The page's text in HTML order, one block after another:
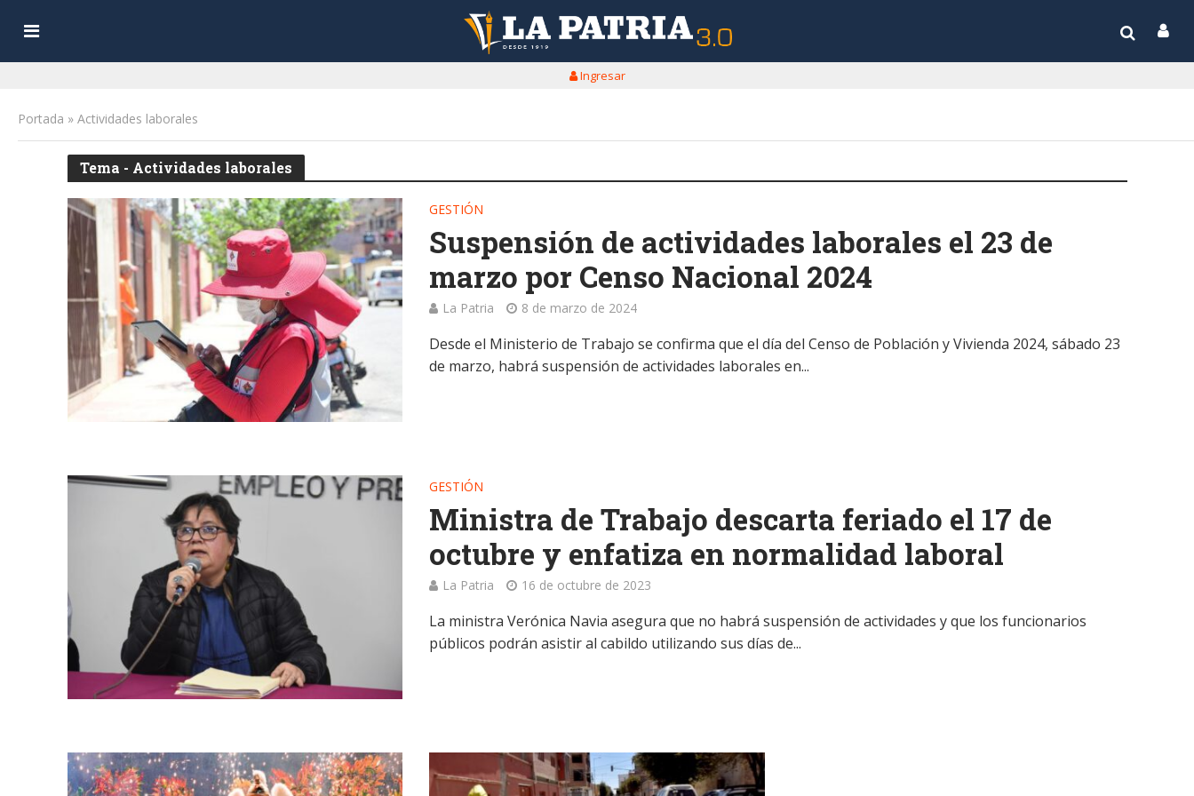
Ingresar
Portada » Actividades laborales
Tema - Actividades laborales
GESTIÓN
Suspensión de actividades laborales el 23 de
marzo por Censo Nacional 2024
La Patria 8 de marzo de 2024
Desde el Ministerio de Trabajo se confirma que el día del Censo de Población y Vivienda 2024, sábado 23
de marzo, habrá suspensión de actividades laborales en...
GESTIÓN
Ministra de Trabajo descarta feriado el 17 de
octubre y enfatiza en normalidad laboral
La Patria 16 de octubre de 2023
La ministra Verónica Navia asegura que no habrá suspensión de actividades y que los funcionarios
públicos podrán asistir al cabildo utilizando sus días de...